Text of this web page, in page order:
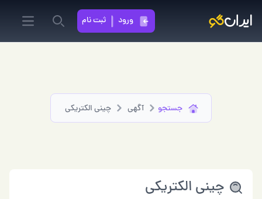
ورود
ثبت نام
menu
جستجو آگهی ⁠چینی الکتریکی
⁠چینی الکتریکی